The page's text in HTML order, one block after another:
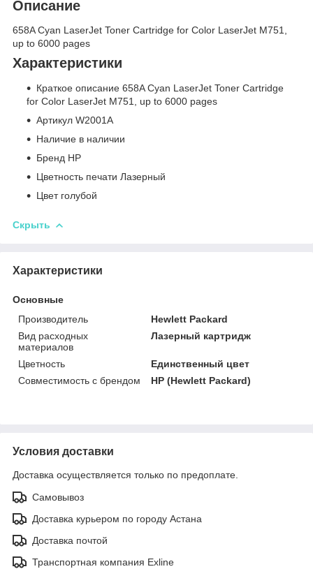
Описание
658A Cyan LaserJet Toner Cartridge for Color LaserJet M751,
up to 6000 pages
Характеристики
Краткое описание 658A Cyan LaserJet Toner Cartridge
for Color LaserJet M751, up to 6000 pages
Артикул W2001A
Наличие в наличии
Бренд HP
Цветность печати Лазерный
Цвет голубой
Скрыть
Характеристики
Основные
Производитель
Hewlett Packard
Вид расходных
материалов
Лазерный картридж
Цветность
Единственный цвет
Совместимость с брендом
HP (Hewlett Packard)
Условия доставки
Доставка осуществляется только по предоплате.
Самовывоз
Доставка курьером по городу Астана
Доставка почтой
Транспортная компания Exline